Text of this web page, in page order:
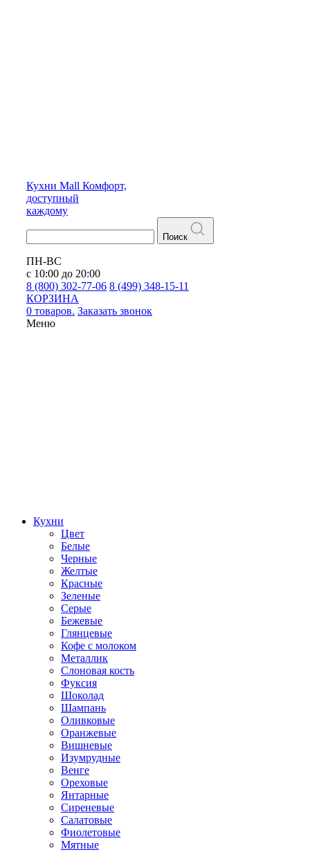
Кухни Mall Комфорт,
доступный
каждому
Поиск
ПН-ВС
с 10:00 до 20:00
8 (800) 302-77-06 8 (499) 348-15-11
КОРЗИНА
0 товаров. Заказать звонок
Меню
Кухни
Цвет
Белые
Черные
Желтые
Красные
Зеленые
Серые
Бежевые
Глянцевые
Кофе с молоком
Металлик
Слоновая кость
Фуксия
Шоколад
Шампань
Оливковые
Оранжевые
Вишневые
Изумрудные
Венге
Ореховые
Янтарные
Сиреневые
Салатовые
Фиолетовые
Мятные